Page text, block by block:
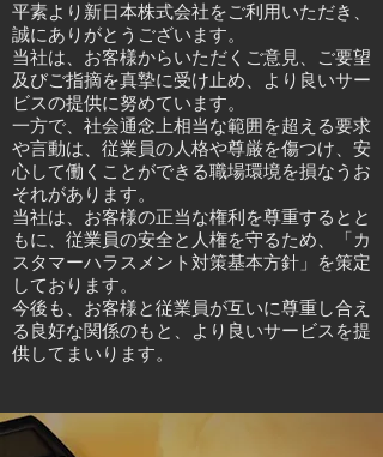
平素より新日本株式会社をご利用いただき、
誠にありがとうございます。
当社は、お客様からいただくご意見、ご要望
及びご指摘を真摯に受け止め、より良いサー
ビスの提供に努めています。
一方で、社会通念上相当な範囲を超える要求
や言動は、従業員の人格や尊厳を傷つけ、安
心して働くことができる職場環境を損なうお
それがあります。
当社は、お客様の正当な権利を尊重するとと
もに、従業員の安全と人権を守るため、「カ
スタマーハラスメント対策基本方針」を策定
しております。
今後も、お客様と従業員が互いに尊重し合え
る良好な関係のもと、より良いサービスを提
供してまいります。